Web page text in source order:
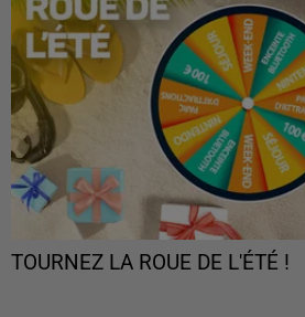
TOURNEZ LA ROUE DE L'ÉTÉ !